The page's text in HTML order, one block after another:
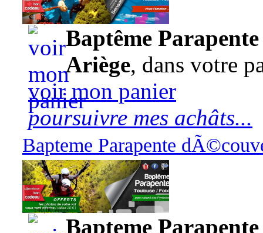
95,00 euros
Baptême
Ariège, dans votre
voir mon panier
poursuivre mes achâts...
Bapteme Parapente
140,00 euros
Bapteme